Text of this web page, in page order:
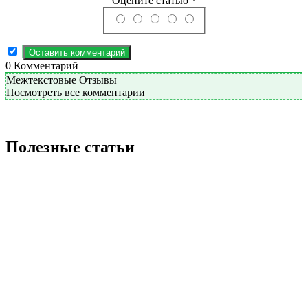
0 Комментарий
Межтекстовые Отзывы
Посмотреть все комментарии
Полезные статьи